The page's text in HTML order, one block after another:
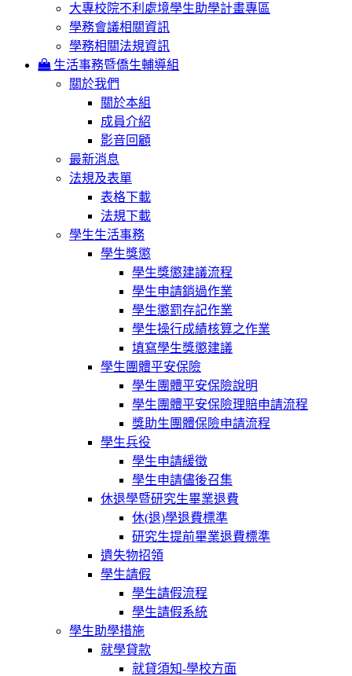
大專校院不利處境學生助學計畫專區
學務會議相關資訊
學務相關法規資訊
生活事務暨僑生輔導組
關於我們
關於本組
成員介紹
影音回顧
最新消息
法規及表單
表格下載
法規下載
學生生活事務
學生獎懲
學生獎懲建議流程
學生申請銷過作業
學生懲罰存記作業
學生操行成績核算之作業
填寫學生獎懲建議
學生團體平安保險
學生團體平安保險說明
學生團體平安保險理賠申請流程
獎助生團體保險申請流程
學生兵役
學生申請緩徵
學生申請儘後召集
休退學暨研究生畢業退費
休(退)學退費標準
研究生提前畢業退費標準
遺失物招領
學生請假
學生請假流程
學生請假系統
學生助學措施
就學貸款
就貸須知-學校方面